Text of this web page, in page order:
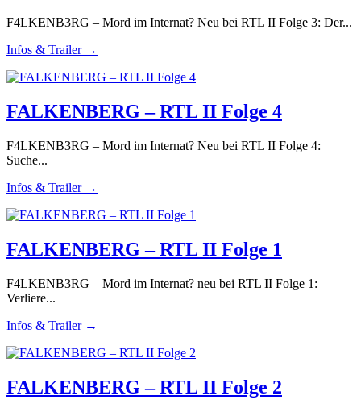
F4LKENB3RG – Mord im Internat? Neu bei RTL II Folge 3: Der...
Infos & Trailer →
FALKENBERG – RTL II Folge 4
F4LKENB3RG – Mord im Internat? Neu bei RTL II Folge 4:
Suche...
Infos & Trailer →
FALKENBERG – RTL II Folge 1
F4LKENB3RG – Mord im Internat? neu bei RTL II Folge 1:
Verliere...
Infos & Trailer →
FALKENBERG – RTL II Folge 2